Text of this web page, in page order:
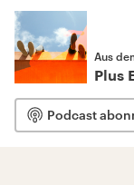
Aus
Plus
Podcast